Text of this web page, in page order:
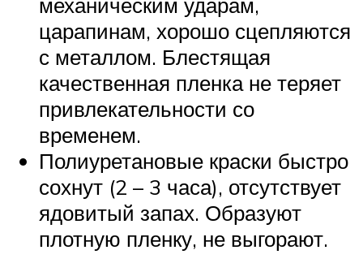
царапинам, хорошо сцепляются
с металлом. Блестящая
качественная пленка не теряет
привлекательности со
временем.
Полиуретановые краски быстро
сохнут (2 – 3 часа), отсутствует
ядовитый запах. Образуют
плотную пленку, не выгорают.